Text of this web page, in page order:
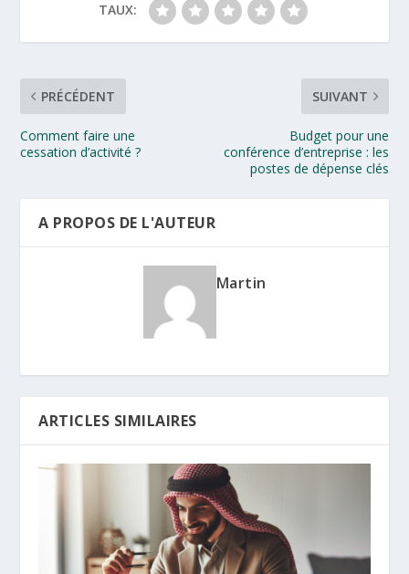
TAUX:
PRÉCÉDENT
Comment faire une
cessation d’activité ?
SUIVANT
Budget pour une
conférence d’entreprise : les
postes de dépense clés
A PROPOS DE L'AUTEUR
Martin
ARTICLES SIMILAIRES